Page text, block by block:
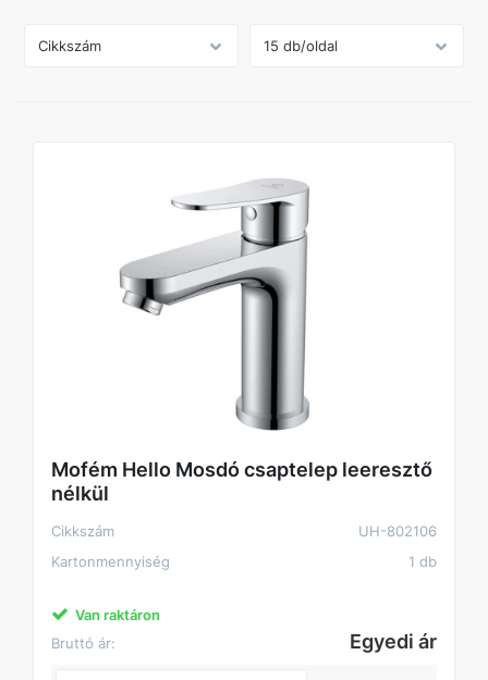
Mofém Hello Mosdó csaptelep leeresztő
nélkül
Cikkszám
UH-802106
Kartonmennyiség
1 db
Van raktáron
Bruttó ár:
Egyedi ár